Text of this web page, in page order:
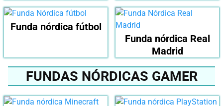
Funda nórdica fútbol
Funda nórdica Real
Madrid
FUNDAS NÓRDICAS GAMER